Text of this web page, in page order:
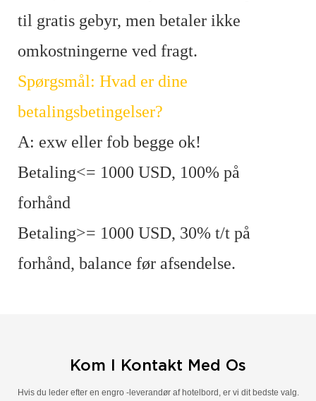
til gratis gebyr, men betaler ikke
omkostningerne ved fragt.
Spørgsmål: Hvad er dine
betalingsbetingelser?
A: exw eller fob begge ok!
Betaling<= 1000 USD, 100% på
forhånd
Betaling>= 1000 USD, 30% t/t på
forhånd, balance før afsendelse.
Kom I Kontakt Med Os
Hvis du leder efter en engro -leverandør af hotelbord, er vi dit bedste valg.